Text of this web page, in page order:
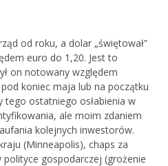
od roku, a dolar „świętował”
euro do 1,20. Jest to
on notowany względem
koniec maja lub na początku
tego ostatniego osłabienia w
ale moim zdaniem
kolejnych inwestorów.
(Minneapolis), chaps za
polityce gospodarczej (grożenie